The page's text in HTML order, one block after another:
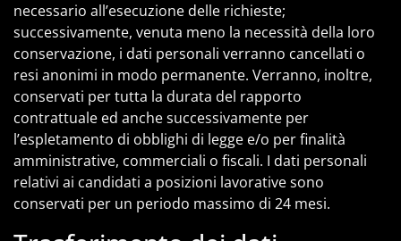
necessario all’esecuzione delle richieste;
successivamente, venuta meno la necessità della loro
conservazione, i dati personali verranno cancellati o
resi anonimi in modo permanente. Verranno, inoltre,
conservati per tutta la durata del rapporto
contrattuale ed anche successivamente per
l’espletamento di obblighi di legge e/o per finalità
amministrative, commerciali o fiscali. I dati personali
relativi ai candidati a posizioni lavorative sono
conservati per un periodo massimo di 24 mesi.